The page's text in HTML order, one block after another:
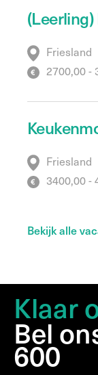
Friesland
2700,00 -
Friesland
3400,00 -
Bekijk alle
Klaar
Bel
600